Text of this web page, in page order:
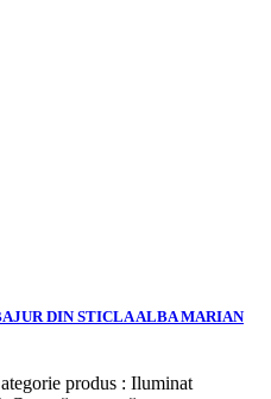
DIN STICLA ALBA MARIAN
produs : Iluminat